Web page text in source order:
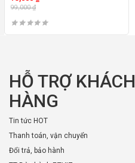
99,000₫
HỖ TRỢ KHÁCH
HÀNG
Tin tức HOT
Thanh toán, vận chuyển
Đổi trả, bảo hành